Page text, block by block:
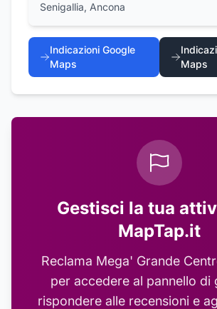
Senigallia, Ancona
Indicazioni Google
Maps
Maps
Gestisci la tua
MapTap.it
Reclama Mega' Grande
per accedere al pannello di
rispondere alle recensioni e